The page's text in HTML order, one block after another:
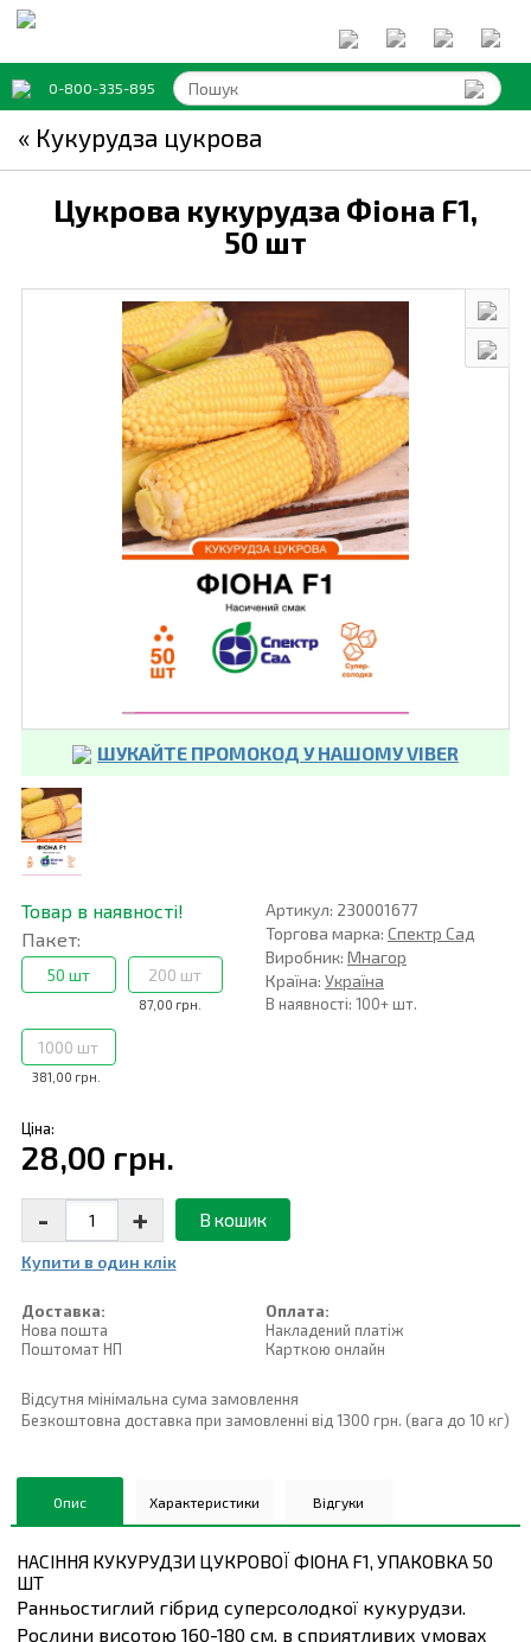
0-800-335-895
« Кукурудза цукрова
Цукрова кукурудза Фіона F1,
50 шт
ШУКАЙТЕ ПРОМОКОД У НАШОМУ VIBER
Товар в наявності!
Пакет:
50 шт
87,00 грн.
200 шт
381,00 грн.
1000 шт
Артикул: 230001677
Торгова марка: Спектр Сад
Виробник: Мнагор
Країна: Україна
В наявності: 100+ шт.
Ціна:
28,00 грн.
- + В кошик
Купити в один клiк
Доставка:
Нова пошта
Поштомат НП
Оплата:
Накладений платiж
Карткою онлайн
Відсутня мінімальна сума замовлення
Безкоштовна доставка при замовленні від 1300 грн. (вага до 10 кг)
Опис Характеристики Відгуки
НАСІННЯ КУКУРУДЗИ ЦУКРОВОЇ ФІОНА F1, УПАКОВКА 50
ШТ
Ранньостиглий гібрид суперсолодкої кукурудзи.
Рослини висотою 160-180 см, в сприятливих умовах